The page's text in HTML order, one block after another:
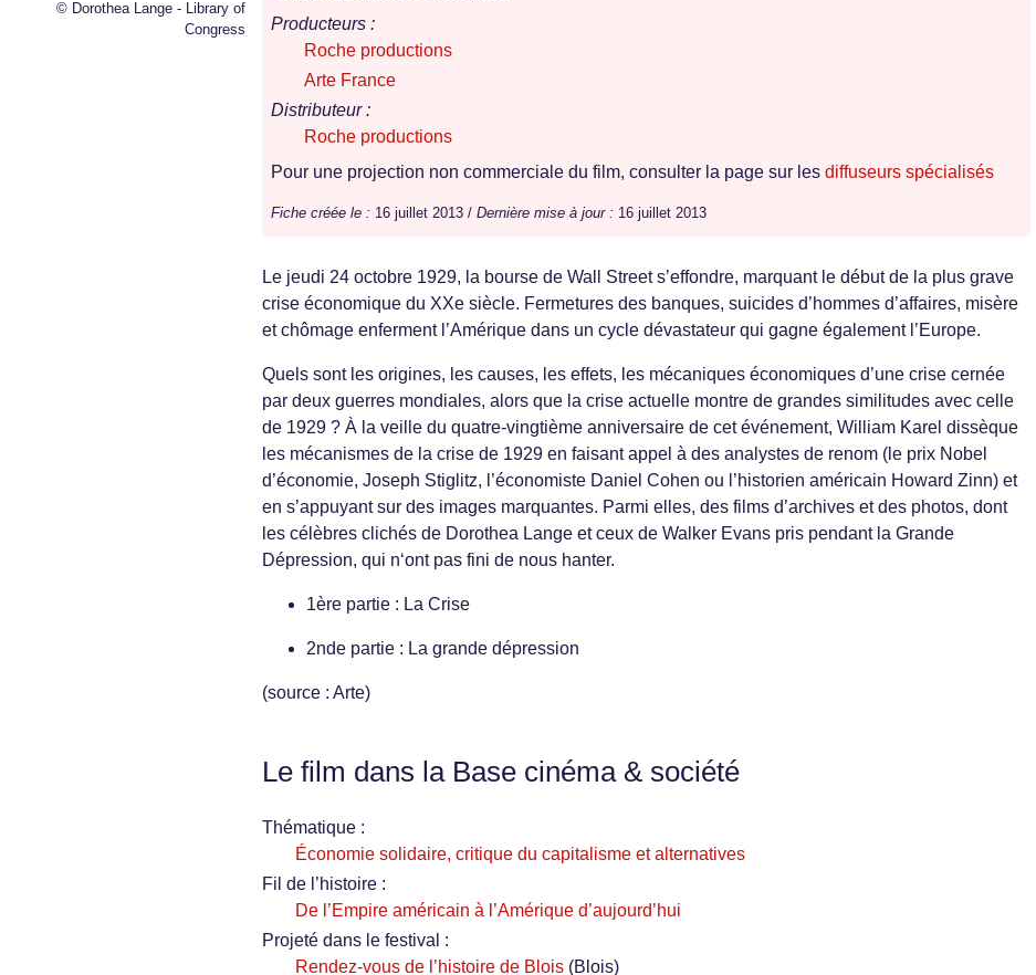
© Dorothea Lange - Library of
Congress
Producteurs :
Roche productions
Arte France
Distributeur :
Roche productions
Pour une projection non commerciale du film, consulter la page sur les diffuseurs spécialisés
Fiche créée le : 16 juillet 2013 / Dernière mise à jour : 16 juillet 2013
Le jeudi 24 octobre 1929, la bourse de Wall Street s’effondre, marquant le début de la plus grave
crise économique du XXe siècle. Fermetures des banques, suicides d’hommes d’affaires, misère
et chômage enferment l’Amérique dans un cycle dévastateur qui gagne également l’Europe.
Quels sont les origines, les causes, les effets, les mécaniques économiques d’une crise cernée
par deux guerres mondiales, alors que la crise actuelle montre de grandes similitudes avec celle
de 1929 ? À la veille du quatre-vingtième anniversaire de cet événement, William Karel dissèque
les mécanismes de la crise de 1929 en faisant appel à des analystes de renom (le prix Nobel
d’économie, Joseph Stiglitz, l’économiste Daniel Cohen ou l’historien américain Howard Zinn) et
en s’appuyant sur des images marquantes. Parmi elles, des films d’archives et des photos, dont
les célèbres clichés de Dorothea Lange et ceux de Walker Evans pris pendant la Grande
Dépression, qui n‘ont pas fini de nous hanter.
1ère partie : La Crise
2nde partie : La grande dépression
(source : Arte)
Le film dans la Base cinéma & société
Thématique :
Économie solidaire, critique du capitalisme et alternatives
Fil de l’histoire :
De l’Empire américain à l’Amérique d’aujourd’hui
Projeté dans le festival :
Rendez-vous de l’histoire de Blois (Blois)